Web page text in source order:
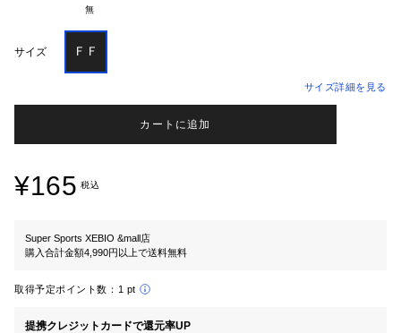
無
サイズ ＦＦ
サイズ詳細を見る
カートに追加
¥165 税込
Super Sports XEBIO &mall店
購入合計金額4,990円以上で送料無料
取得予定ポイント数： 1 pt
提携クレジットカードで還元率UP